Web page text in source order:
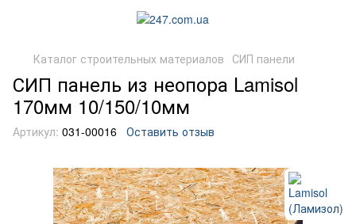
Каталог строительных материалов СИП панели
СИП панель из неопора Lamisol
170мм 10/150/10мм
Артикул: 031-00016 Оставить отзыв